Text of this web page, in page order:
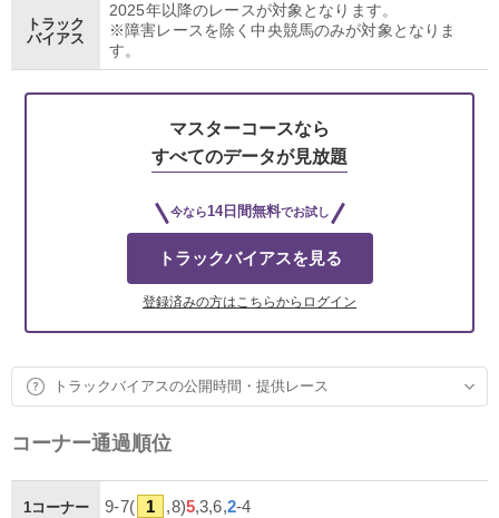
トラック
バイアス
2025年以降のレースが対象となります。
※障害レースを除く中央競馬のみが対象となりま
す。
マスターコースなら
すべてのデータが見放題
今なら14日間無料でお試し
トラックバイアスを見る
登録済みの方はこちらからログイン
トラックバイアスの公開時間・提供レース
コーナー通過順位
1コーナー 9-7( 1 ,8)5,3,6,2-4